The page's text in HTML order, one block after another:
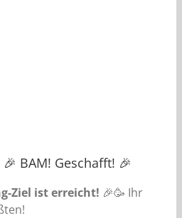
BAM! Geschafft! 🎉
Ziel ist erreicht! 🎉🥳 Ihr